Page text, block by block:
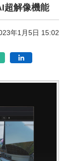
超解像機能
年1月5日 15:02